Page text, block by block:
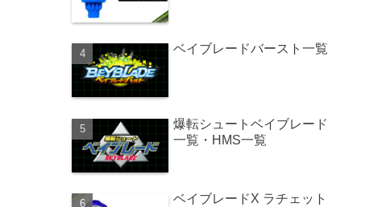
ベイブレードバースト一覧
爆転シュートベイブレード
一覧・HMS一覧
ベイブレードX ラチェット